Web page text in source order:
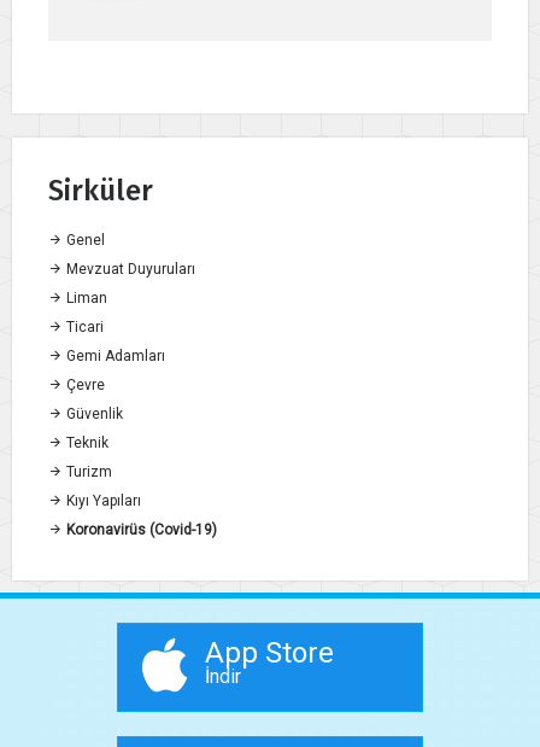
Sirküler
Genel
Mevzuat Duyuruları
Liman
Ticari
Gemi Adamları
Çevre
Güvenlik
Teknik
Turizm
Kıyı Yapıları
Koronavirüs (Covid-19)
App Store
İndir